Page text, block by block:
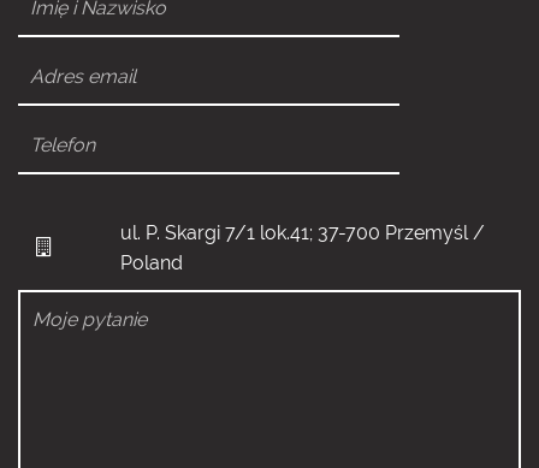
ul. P. Skargi 7/1 lok.41; 37-700 Przemyśl /
Poland